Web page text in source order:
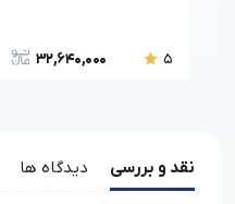
5
32,640,000
نقد و بررسی دیدگاه ها